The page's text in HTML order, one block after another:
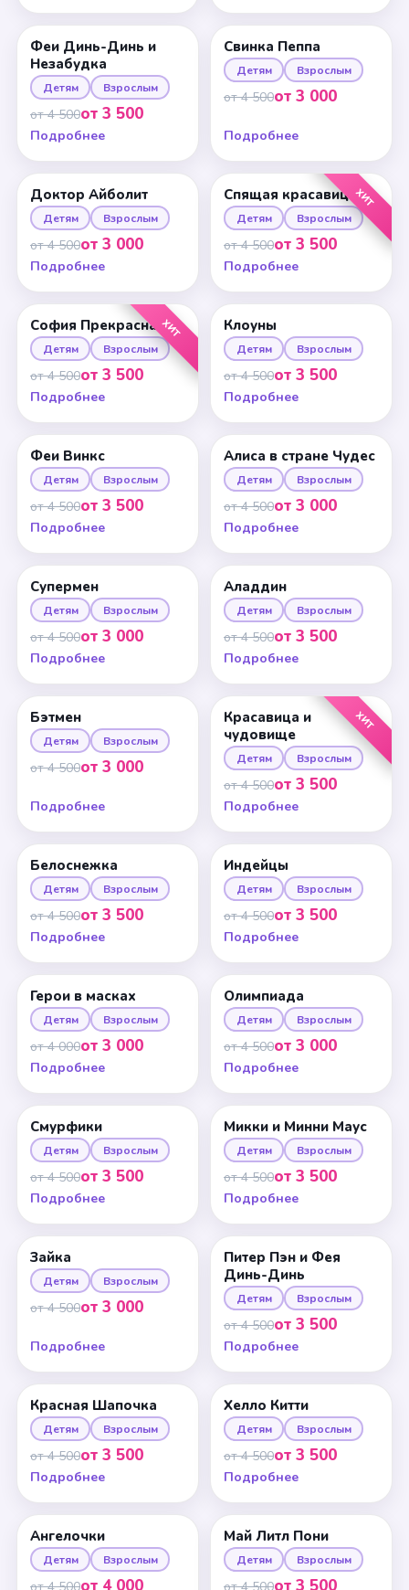
Феи Динь-Динь и
Незабудка
Детям Взрослым
от 4 500от 3 500
Подробнее
Свинка Пеппа
Детям Взрослым
от 4 500от 3 000
Подробнее
Доктор Айболит
Детям Взрослым
от 4 500от 3 000
Подробнее
ХИТ
Спящая красавица
Детям Взрослым
от 4 500от 3 500
Подробнее
ХИТ
София Прекрасная
Детям Взрослым
от 4 500от 3 500
Подробнее
Клоуны
Детям Взрослым
от 4 500от 3 500
Подробнее
Феи Винкс
Детям Взрослым
от 4 500от 3 500
Подробнее
Алиса в стране Чудес
Детям Взрослым
от 4 500от 3 000
Подробнее
Супермен
Детям Взрослым
от 4 500от 3 000
Подробнее
Аладдин
Детям Взрослым
от 4 500от 3 500
Подробнее
Бэтмен
Детям Взрослым
от 4 500от 3 000
Подробнее
ХИТ
Красавица и
чудовище
Детям Взрослым
от 4 500от 3 500
Подробнее
Белоснежка
Детям Взрослым
от 4 500от 3 500
Подробнее
Индейцы
Детям Взрослым
от 4 500от 3 500
Подробнее
Герои в масках
Детям Взрослым
от 4 000от 3 000
Подробнее
Олимпиада
Детям Взрослым
от 4 500от 3 000
Подробнее
Смурфики
Детям Взрослым
от 4 500от 3 500
Подробнее
Микки и Минни Маус
Детям Взрослым
от 4 500от 3 500
Подробнее
Зайка
Детям Взрослым
от 4 500от 3 000
Подробнее
Питер Пэн и Фея
Динь-Динь
Детям Взрослым
от 4 500от 3 500
Подробнее
Красная Шапочка
Детям Взрослым
от 4 500от 3 500
Подробнее
Хелло Китти
Детям Взрослым
от 4 500от 3 500
Подробнее
Ангелочки
Детям Взрослым
Май Литл Пони
Детям Взрослым